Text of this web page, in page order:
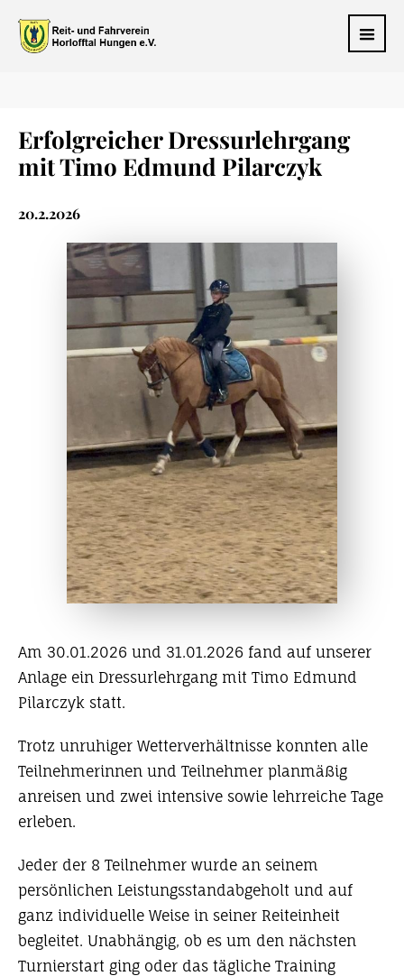
Erfolgreicher Dressurlehrgang
mit Timo Edmund Pilarczyk
20.2.2026
Am 30.01.2026 und 31.01.2026 fand auf unserer
Anlage ein Dressurlehrgang mit Timo Edmund
Pilarczyk statt.
Trotz unruhiger Wetterverhältnisse konnten alle
Teilnehmerinnen und Teilnehmer planmäßig
anreisen und zwei intensive sowie lehrreiche Tage
erleben.
Jeder der 8 Teilnehmer wurde an seinem
persönlichen Leistungsstandabgeholt und auf
ganz individuelle Weise in seiner Reiteinheit
begleitet. Unabhängig, ob es um den nächsten
Turnierstart ging oder das tägliche Training